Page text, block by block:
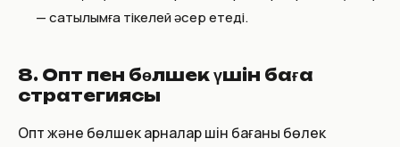
— сатылымға тікелей әсер етеді.
8. Опт пен бөлшек үшін баға
стратегиясы
Опт және бөлшек арналар үшін бағаны бөлек